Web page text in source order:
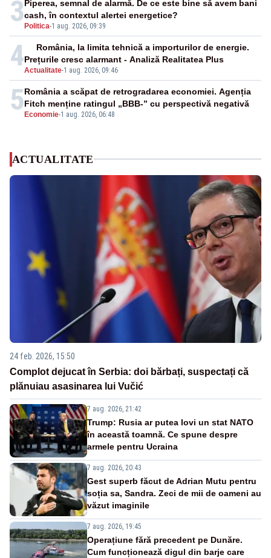
3Politica-1 aug. 2026, 09:39
Piperea, semnal de alarmă. De ce este bine să avem bani
cash, în contextul alertei energetice?
4Actualitate-1 aug. 2026, 09:46
România, la limita tehnică a importurilor de energie.
Prețurile cresc alarmant - Analiză Realitatea Plus
5Economie-1 aug. 2026, 06:48
România a scăpat de retrogradarea economiei. Agenția
Fitch menține ratingul „BBB-” cu perspectivă negativă
ACTUALITATE
24 feb. 2026, 15:50
Complot dejucat în Serbia: doi bărbați, suspectați că
plănuiau asasinarea lui Vučić
7 aug. 2026, 21:42
Trump: Rusia ar putea lovi un stat NATO
în această toamnă. Ce spune despre
armele pentru Ucraina
7 aug. 2026, 20:43
Gest superb făcut de Adrian Mutu pentru
soția sa, Sandra. Zeci de mii de oameni au
văzut imaginile
7 aug. 2026, 19:45
Operațiune fără precedent pe Dunăre.
Cum funcționează digul din barje care